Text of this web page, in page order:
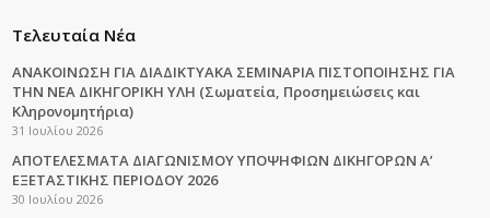
Τελευταία Νέα
ΑΝΑΚΟΙΝΩΣΗ ΓΙΑ ΔΙΑΔΙΚΤΥΑΚΑ ΣΕΜΙΝΑΡΙΑ ΠΙΣΤΟΠΟΙΗΣΗΣ ΓΙΑ
ΤΗΝ ΝΕΑ ΔΙΚΗΓΟΡΙΚΗ ΥΛΗ (Σωματεία, Προσημειώσεις και
Κληρονομητήρια)
31 Ιουλίου 2026
ΑΠΟΤΕΛΕΣΜΑΤΑ ΔΙΑΓΩΝΙΣΜΟΥ ΥΠΟΨΗΦΙΩΝ ΔΙΚΗΓΟΡΩΝ Α’
ΕΞΕΤΑΣΤΙΚΗΣ ΠΕΡΙΟΔΟΥ 2026
30 Ιουλίου 2026